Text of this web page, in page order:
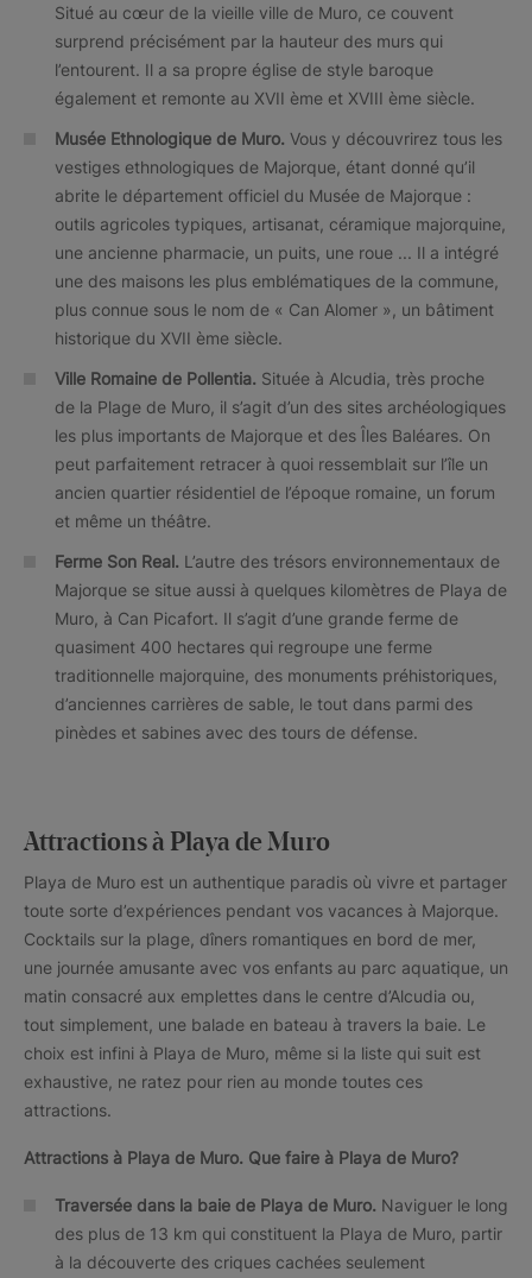
Situé au cœur de la vieille ville de Muro, ce couvent
surprend précisément par la hauteur des murs qui
l’entourent. Il a sa propre église de style baroque
également et remonte au XVII ème et XVIII ème siècle.
Musée Ethnologique de Muro. Vous y découvrirez tous les
vestiges ethnologiques de Majorque, étant donné qu’il
abrite le département officiel du Musée de Majorque :
outils agricoles typiques, artisanat, céramique majorquine,
une ancienne pharmacie, un puits, une roue ... Il a intégré
une des maisons les plus emblématiques de la commune,
plus connue sous le nom de « Can Alomer », un bâtiment
historique du XVII ème siècle.
Ville Romaine de Pollentia. Située à Alcudia, très proche
de la Plage de Muro, il s’agit d’un des sites archéologiques
les plus importants de Majorque et des Îles Baléares. On
peut parfaitement retracer à quoi ressemblait sur l’île un
ancien quartier résidentiel de l’époque romaine, un forum
et même un théâtre.
Ferme Son Real. L’autre des trésors environnementaux de
Majorque se situe aussi à quelques kilomètres de Playa de
Muro, à Can Picafort. Il s’agit d’une grande ferme de
quasiment 400 hectares qui regroupe une ferme
traditionnelle majorquine, des monuments préhistoriques,
d’anciennes carrières de sable, le tout dans parmi des
pinèdes et sabines avec des tours de défense.
Attractions à Playa de Muro
Playa de Muro est un authentique paradis où vivre et partager
toute sorte d’expériences pendant vos vacances à Majorque.
Cocktails sur la plage, dîners romantiques en bord de mer,
une journée amusante avec vos enfants au parc aquatique, un
matin consacré aux emplettes dans le centre d’Alcudia ou,
tout simplement, une balade en bateau à travers la baie. Le
choix est infini à Playa de Muro, même si la liste qui suit est
exhaustive, ne ratez pour rien au monde toutes ces
attractions.
Attractions à Playa de Muro. Que faire à Playa de Muro?
Traversée dans la baie de Playa de Muro. Naviguer le long
des plus de 13 km qui constituent la Playa de Muro, partir
à la découverte des criques cachées seulement